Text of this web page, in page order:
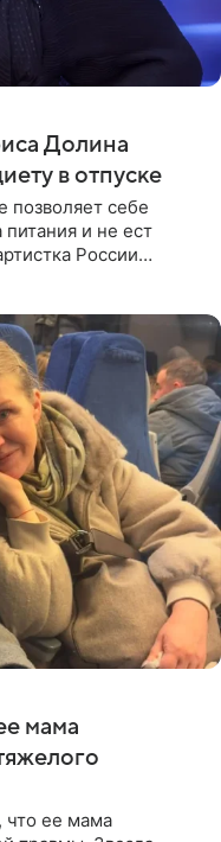
Долина
в отпуске
позволяет себе
и не ест
России
мама
что ее мама